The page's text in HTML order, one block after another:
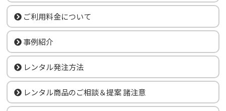
ご利用料金について
事例紹介
レンタル発注方法
レンタル商品のご相談＆提案 諸注意